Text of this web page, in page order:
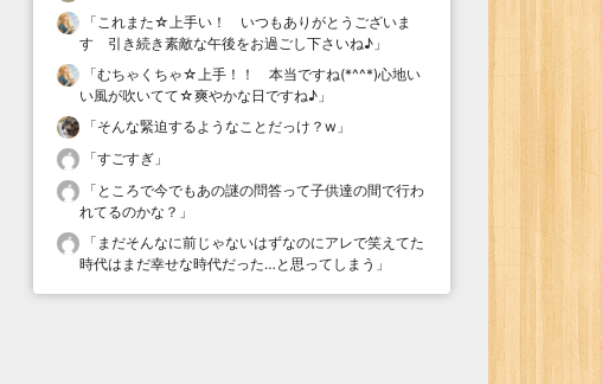
「 これまた☆上手い！ いつもありがとうございま
す 引き続き素敵な午後をお過ごし下さいね♪ 」
「むちゃくちゃ☆上手！！ 本当ですね(*^^*)心地い
い風が吹いてて☆爽やかな日ですね♪ 」
「そんな緊迫するようなことだっけ？w 」
「すごすぎ 」
「 ところで今でもあの謎の問答って子供達の間で行わ
れてるのかな？ 」
「 まだそんなに前じゃないはずなのにアレで笑えてた
時代はまだ幸せな時代だった…と思ってしまう 」